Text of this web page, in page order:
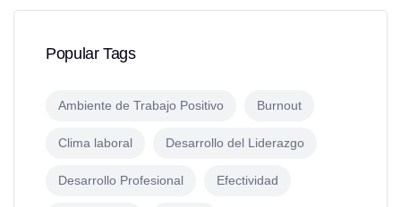
Popular Tags
Ambiente de Trabajo Positivo Burnout
Clima laboral Desarrollo del Liderazgo
Desarrollo Profesional Efectividad